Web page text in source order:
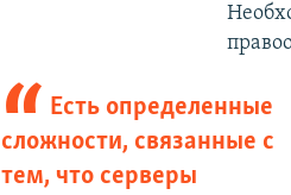
Есть определенные
сложности, связанные с
тем, что серверы